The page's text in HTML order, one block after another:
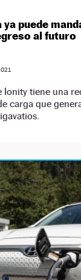
ya puede
al futuro
Ionity tiene una
carga que